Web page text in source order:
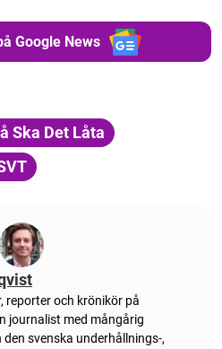
Google News
Ska Det Låta
reporter och krönikör på
journalist med mångårig
svenska underhållnings-,